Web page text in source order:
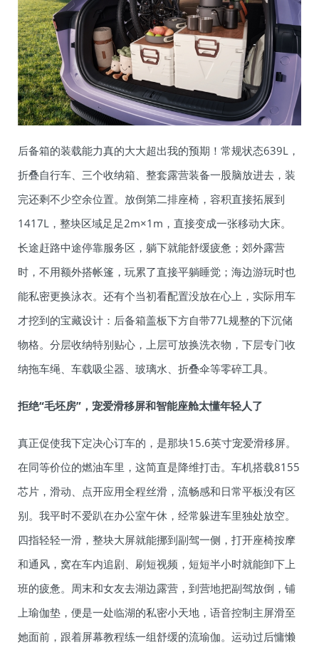
后备箱的装载能力真的大大超出我的预期！常规状态639L，
折叠自行车、三个收纳箱、整套露营装备一股脑放进去，装
完还剩不少空余位置。放倒第二排座椅，容积直接拓展到
1417L，整块区域足足2m×1m，直接变成一张移动大床。
长途赶路中途停靠服务区，躺下就能舒缓疲惫；郊外露营
时，不用额外搭帐篷，玩累了直接平躺睡觉；海边游玩时也
能私密更换泳衣。还有个当初看配置没放在心上，实际用车
才挖到的宝藏设计：后备箱盖板下方自带77L规整的下沉储
物格。分层收纳特别贴心，上层可放换洗衣物，下层专门收
纳拖车绳、车载吸尘器、玻璃水、折叠伞等零碎工具。
拒绝“毛坯房”， 宠爱滑移屏和智能座舱太懂年轻人了
真正促使我下定决心订车的，是那块15.6英寸宠爱滑移屏。
在同等价位的燃油车里，这简直是降维打击。车机搭载8155
芯片，滑动、点开应用全程丝滑，流畅感和日常平板没有区
别。我平时不爱趴在办公室午休，经常躲进车里独处放空。
四指轻轻一滑，整块大屏就能挪到副驾一侧，打开座椅按摩
和通风，窝在车内追剧、刷短视频，短短半小时就能卸下上
班的疲惫。周末和女友去湖边露营，到营地把副驾放倒，铺
上瑜伽垫，便是一处临湖的私密小天地，语音控制主屏滑至
她面前，跟着屏幕教程练一组舒缓的流瑜伽。运动过后慵懒